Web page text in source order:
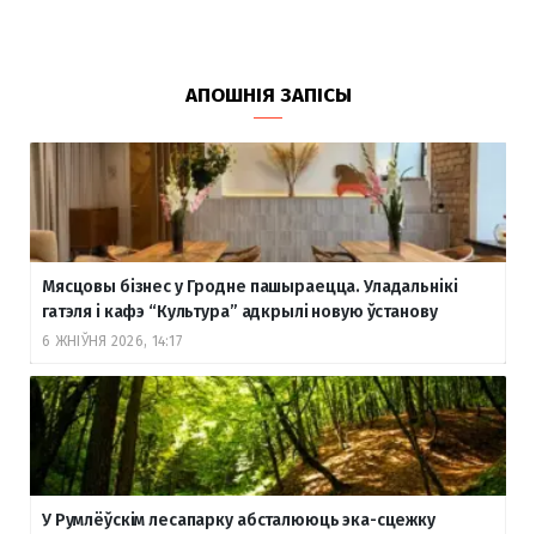
АПОШНІЯ ЗАПІСЫ
Мясцовы бізнес у Гродне пашыраецца. Уладальнікі
гатэля і кафэ “Культура” адкрылі новую ўстанову
6 ЖНІЎНЯ 2026, 14:17
У Румлёўскім лесапарку абсталююць эка-сцежку